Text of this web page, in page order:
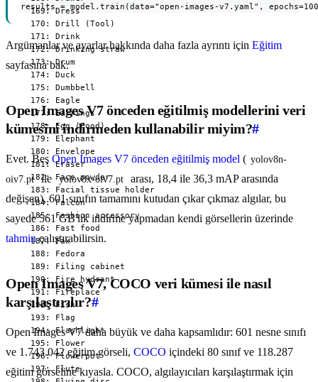
results = model.train(data="open-images-v7.yaml",
Argümanlar ve ayarlar hakkında daha fazla ayrıntı için Eğitim
sayfasına bak.
Open Images V7 önceden eğitilmiş modellerini veri
kümesini indirmeden kullanabilir miyim?#
Evet. Beş Open Images V7 önceden eğitilmiş model ( yolov8n-
oiv7.pt ile yolov8x-oiv7.pt
arası, 18,4 ile 36,3 mAP arasında
değişen), 601 sınıfın tamamını kutudan çıkar çıkmaz algılar, bu
sayede 561 GB'lık indirme yapmadan kendi görsellerin üzerinde
tahminçalıştırabilirsin.
Open Images V7, COCO veri kümesi ile nasıl
karşılaştırılır?#
Open Images V7 daha büyük ve daha kapsamlıdır: 601 nesne sınıfı
ve 1.743.042 eğitim görseli, COCO içindeki 80 sınıf ve 118.287
eğitim görseline kıyasla. COCO, algılayıcıları karşılaştırmak için